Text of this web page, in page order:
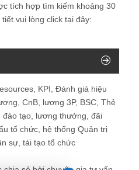
tích hợp tìm kiếm khoảng 30
tiết vui lòng click tại đây:
KPI, Đánh giá hiệu
CnB, lương 3P, BSC, Thẻ
đào tạo, lương thưởng, đãi
tổ chức, hệ thống Quản trị
sự, tái tạo tổ chức